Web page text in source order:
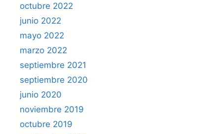
octubre 2022
junio 2022
mayo 2022
marzo 2022
septiembre 2021
septiembre 2020
junio 2020
noviembre 2019
octubre 2019